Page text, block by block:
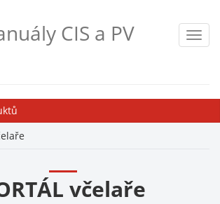
CIS a PV
včelaře